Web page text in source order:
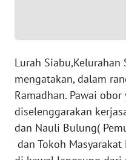
Lurah
mengatakan, dalam
Ramadhan. Pawai
diselenggarakan
dan Nauli Bulung(
dan Tokoh
WN
SERAMBI
WN
JAMBI
WN